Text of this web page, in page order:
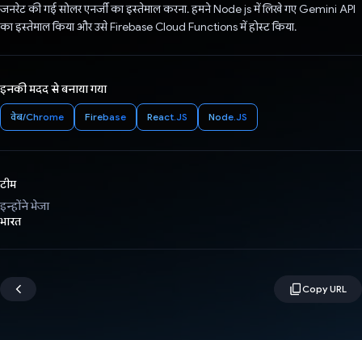
जनरेट की गई सोलर एनर्जी का इस्तेमाल करना. हमने Node js में लिखे गए Gemini API
का इस्तेमाल किया और उसे Firebase Cloud Functions में होस्ट किया.
इनकी मदद से बनाया गया
वेब/Chrome Firebase React.JS Node.JS
टीम
इन्होंने भेजा
भारत